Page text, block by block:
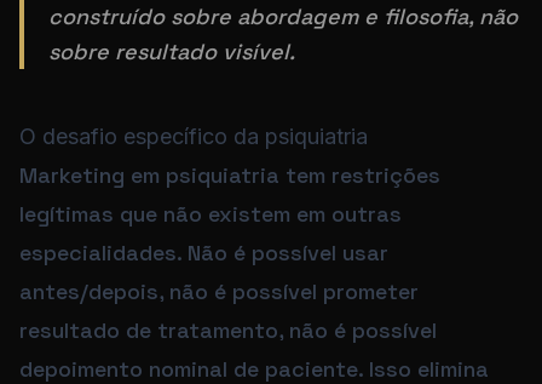
construído sobre abordagem e filosofia, não
sobre resultado visível.
O desafio específico da psiquiatria
Marketing em psiquiatria tem restrições
legítimas que não existem em outras
especialidades. Não é possível usar
antes/depois, não é possível prometer
resultado de tratamento, não é possível
depoimento nominal de paciente. Isso elimina